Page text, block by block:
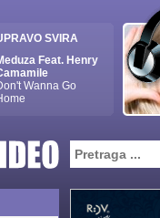
SVIRA
Feat. Henry
Wanna Go